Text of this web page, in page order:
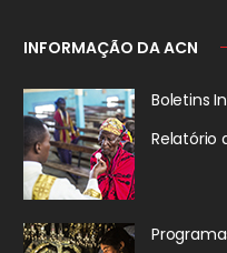
INFORMAÇÃO DA ACN
Boletins
Relatório